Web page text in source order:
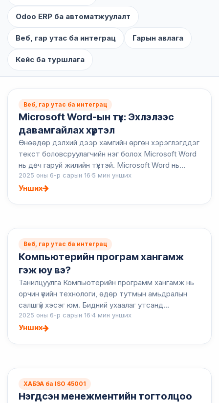
Odoo ERP ба автоматжуулалт
Веб, гар утас ба интеграц Гарын авлага
Кейс ба туршлага
Веб, гар утас ба интеграц
Microsoft Word-ын түүх: Эхлэлээс
давамгайлах хүртэл
Өнөөдөр дэлхий дээр хамгийн өргөн хэрэглэгддэг
текст боловсруулагчийн нэг болох Microsoft Word
нь дөч гаруй жилийн түүхтэй. Microsoft Word нь
даруухан эхлэлээсээ салбар даяар баримт бичиг
бүтээх станд...
2025 оны 6-р сарын 16·5 мин унших
Унших
Веб, гар утас ба интеграц
Компьютерийн програм хангамж
гэж юу вэ?
Танилцуулга Компьютерийн программ хангамж нь
орчин үеийн технологи, өдөр тутмын амьдралын
салшгүй хэсэг юм. Бидний ухаалаг утсанд
ашигладаг программуудаас эхлээд үйлдвэрлэлийн
нарийн төвөгтэй машин ме...
2025 оны 6-р сарын 16·4 мин унших
Унших
ХАБЭА ба ISO 45001
Нэгдсэн менежментийн тогтолцоо